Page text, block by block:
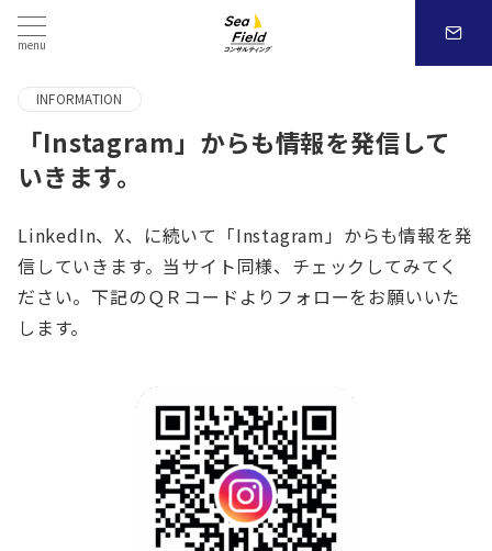
menu
INFORMATION
「Instagram」からも情報を発信して
いきます。
LinkedIn、X、に続いて「Instagram」からも情報を発
信していきます。当サイト同様、チェックしてみてく
ださい。下記のＱＲコードよりフォローをお願いいた
します。